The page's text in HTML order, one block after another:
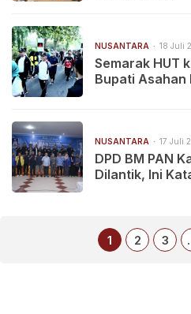
NUSANTARA 18 Juli
Semarak HUT
Bupati Asahan
NUSANTARA 17 Juli
DPD BM PAN
Dilantik, Ini
1 2 3